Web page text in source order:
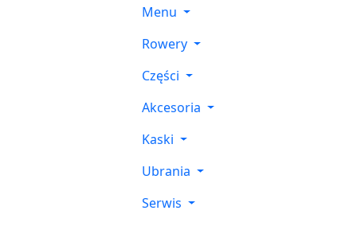
Menu
Rowery
Części
Akcesoria
Kaski
Ubrania
Serwis